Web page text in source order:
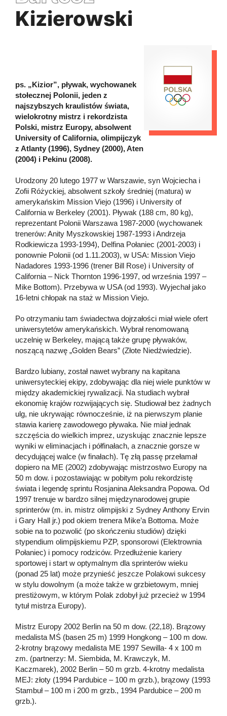
Kizierowski
ps. „Kizior”, pływak, wychowanek
stołecznej Polonii, jeden z
najszybszych kraulistów świata,
wielokrotny mistrz i rekordzista
Polski, mistrz Europy, absolwent
University of California, olimpijczyk
z Atlanty (1996), Sydney (2000), Aten
(2004) i Pekinu (2008).
Urodzony 20 lutego 1977 w Warszawie, syn Wojciecha i
Zofii Różyckiej, absolwent szkoły średniej (matura) w
amerykańskim Mission Viejo (1996) i University of
California w Berkeley (2001). Pływak (188 cm, 80 kg),
reprezentant Polonii Warszawa 1987-2000 (wychowanek
trenerów: Anity Myszkowskiej 1987-1993 i Andrzeja
Rodkiewicza 1993-1994), Delfina Połaniec (2001-2003) i
ponownie Polonii (od 1.11.2003), w USA: Mission Viejo
Nadadores 1993-1996 (trener Bill Rose) i University of
California – Nick Thornton 1996-1997, od września 1997 –
Mike Bottom). Przebywa w USA (od 1993). Wyjechał jako
16-letni chłopak na staż w Mission Viejo.
Po otrzymaniu tam świadectwa dojrzałości miał wiele ofert
uniwersytetów amerykańskich. Wybrał renomowaną
uczelnię w Berkeley, mającą także grupę pływaków,
noszącą nazwę „Golden Bears” (Złote Niedźwiedzie).
Bardzo lubiany, został nawet wybrany na kapitana
uniwersyteckiej ekipy, zdobywając dla niej wiele punktów w
między akademickiej rywalizacji. Na studiach wybrał
ekonomię krajów rozwijających się. Studiował bez żadnych
ulg, nie ukrywając równocześnie, iż na pierwszym planie
stawia karierę zawodowego pływaka. Nie miał jednak
szczęścia do wielkich imprez, uzyskując znacznie lepsze
wyniki w eliminacjach i półfinałach, a znacznie gorsze w
decydującej walce (w finałach). Tę złą passę przełamał
dopiero na ME (2002) zdobywając mistrzostwo Europy na
50 m dow. i pozostawiając w pobitym polu rekordzistę
świata i legendę sprintu Rosjanina Aleksandra Popowa. Od
1997 trenuje w bardzo silnej międzynarodowej grupie
sprinterów (m. in. mistrz olimpijski z Sydney Anthony Ervin
i Gary Hall jr.) pod okiem trenera Mike’a Bottoma. Może
sobie na to pozwolić (po skończeniu studiów) dzięki
stypendium olimpijskiemu PZP, sponsorowi (Elektrownia
Połaniec) i pomocy rodziców. Przedłużenie kariery
sportowej i start w optymalnym dla sprinterów wieku
(ponad 25 lat) może przynieść jeszcze Polakowi sukcesy
w stylu dowolnym (a może także w grzbietowym, mniej
prestiżowym, w którym Polak zdobył już przecież w 1994
tytuł mistrza Europy).
Mistrz Europy 2002 Berlin na 50 m dow. (22,18). Brązowy
medalista MŚ (basen 25 m) 1999 Hongkong – 100 m dow.
2-krotny brązowy medalista ME 1997 Sewilla- 4 x 100 m
zm. (partnerzy: M. Siembida, M. Krawczyk, M.
Kaczmarek), 2002 Berlin – 50 m grzb. 4-krotny medalista
MEJ: złoty (1994 Pardubice – 100 m grzb.), brązowy (1993
Stambuł – 100 m i 200 m grzb., 1994 Pardubice – 200 m
grzb.).